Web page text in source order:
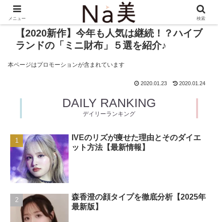
【2020新作】今年も人気は継続！？ハイブ
ランドの「ミニ財布」５選を紹介♪
本ページはプロモーションが含まれています
2020.01.23 2020.01.24
DAILY RANKING
デイリーランキング
IVEのリズが痩せた理由とそのダイエ
ット方法【最新情報】
森香澄の顔タイプを徹底分析【2025年
最新版】
メニュー 検索